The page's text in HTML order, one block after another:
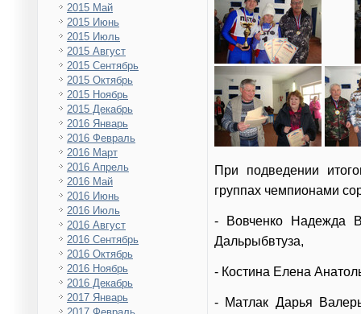
2015 Май
2015 Июнь
2015 Июль
2015 Август
2015 Сентябрь
2015 Октябрь
2015 Ноябрь
2015 Декабрь
2016 Январь
2016 Февраль
2016 Март
2016 Апрель
2016 Май
2016 Июнь
2016 Июль
2016 Август
2016 Сентябрь
2016 Октябрь
2016 Ноябрь
2016 Декабрь
2017 Январь
При подведении
группах чемпионами
- Вовченко Надежда
Дальрыбвтуза,
- Костина Елена
- Матлак Дарья